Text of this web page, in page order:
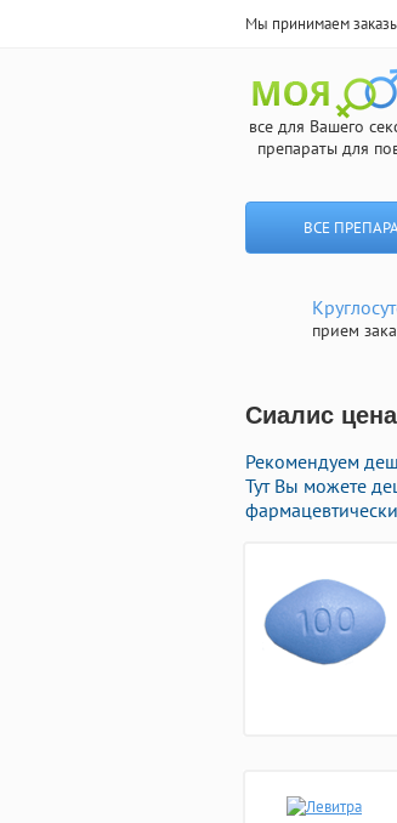
Мы принимаем
все для Вашего
препараты для
ВСЕ
прием
Сиалис
Рекомендуем
Тут Вы можете